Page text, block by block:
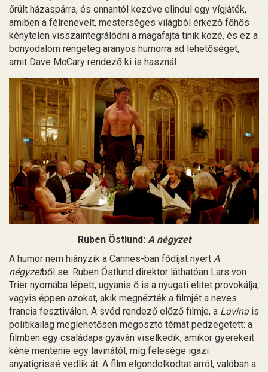
őrült házaspárra, és onnantól kezdve elindul egy vígjáték,
amiben a félrenevelt, mesterséges világból érkező főhős
kénytelen visszaintegrálódni a magafajta tinik közé, és ez a
bonyodalom rengeteg aranyos humorra ad lehetőséget,
amit Dave McCary rendező ki is használ.
Ruben Östlund: A négyzet
A humor nem hiányzik a Cannes-ban fődíjat nyert A
négyzetből se. Ruben Östlund direktor láthatóan Lars von
Trier nyomába lépett, ugyanis ő is a nyugati elitet provokálja,
vagyis éppen azokat, akik megnézték a filmjét a neves
francia fesztiválon. A svéd rendező előző filmje, a Lavina is
politikailag meglehetősen megosztó témát pedzegetett: a
filmben egy családapa gyáván viselkedik, amikor gyerekeit
kéne mentenie egy lavinától, míg felesége igazi
anyatigrissé vedlik át. A film elgondolkodtat arról, valóban a